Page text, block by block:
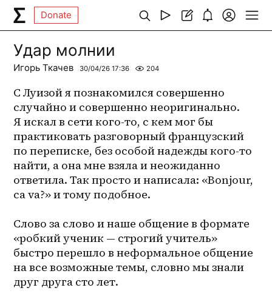
Donate
Удар молнии
Игорь Ткачев 30/04/26 17:36 204
С Луизой я познакомился совершенно
случайно и совершенно неоригинально.
Я искал в сети кого-то, с кем мог бы
практиковать разговорный французский
по переписке, без особой надежды кого-то
найти, а она мне взяла и неожиданно
ответила. Так просто и написала: «Bonjour,
ca va?» и тому подобное.
Слово за слово и наше общение в формате
«робкий ученик — строгий учитель»
быстро перешло в неформальное общение
на все возможные темы, словно мы знали
друг друга сто лет.